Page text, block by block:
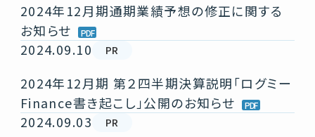
2024年12月期通期業績予想の修正に関する
お知らせ
2024.09.10
PR
2024年12月期 第２四半期決算説明「ログミー
Finance書き起こし」公開のお知らせ
2024.09.03
PR